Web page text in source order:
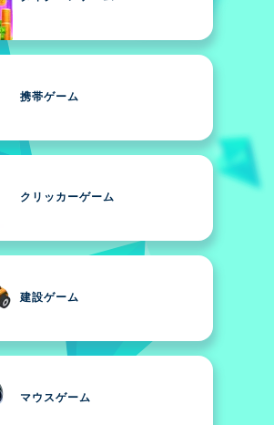
携帯ゲーム
クリッカーゲーム
建設ゲーム
マウスゲーム